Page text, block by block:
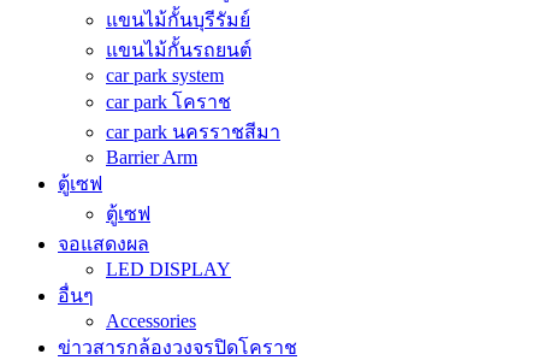
แขนไม้กั้นบุรีรัมย์
แขนไม้กั้นรถยนต์
car park system
car park โคราช
car park นครราชสีมา
Barrier Arm
ตู้เซฟ
ตู้เซฟ
จอแสดงผล
LED DISPLAY
อื่นๆ
Accessories
ข่าวสารกล้องวงจรปิดโคราช